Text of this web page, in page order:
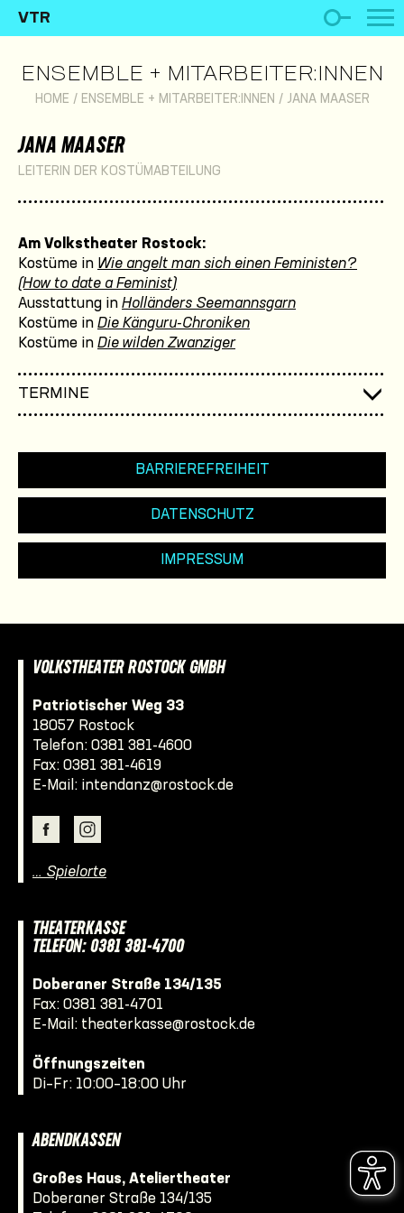
VTR
ENSEMBLE + MITARBEITER:INNEN
HOME / ENSEMBLE + MITARBEITER:INNEN / JANA MAASER
JANA MAASER
LEITERIN DER KOSTÜMABTEILUNG
Am Volkstheater Rostock:
Kostüme in Wie angelt man sich einen Feministen?
(How to date a Feminist)
Ausstattung in Holländers Seemannsgarn
Kostüme in Die Känguru-Chroniken
Kostüme in Die wilden Zwanziger
TERMINE
BARRIEREFREIHEIT
DATENSCHUTZ
IMPRESSUM
VOLKSTHEATER ROSTOCK GMBH
Patriotischer Weg 33
18057 Rostock
Telefon: 0381 381-4600
Fax: 0381 381-4619
E-Mail: intendanz@rostock.de
… Spielorte
THEATERKASSE
TELEFON: 0381 381-4700
Doberaner Straße 134/135
Fax: 0381 381-4701
E-Mail: theaterkasse@rostock.de
Öffnungszeiten
Di–Fr: 10:00–18:00 Uhr
ABENDKASSEN
Großes Haus, Ateliertheater
Doberaner Straße 134/135